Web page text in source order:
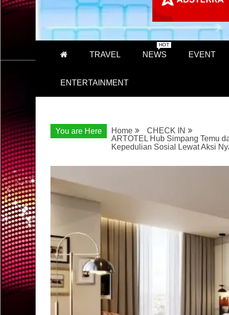
TRAVEL NEWS
HOT
EVENT
ENTERTAINMENT
You are Here Home
CHECK IN
ARTOTEL Hub Simpang Temu
Kepedulian Sosial Lewat Aksi